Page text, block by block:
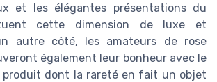
et les élégantes présentations du
cette dimension de luxe et
autre côté, les amateurs de rose
également leur bonheur avec le
produit dont la rareté en fait un objet